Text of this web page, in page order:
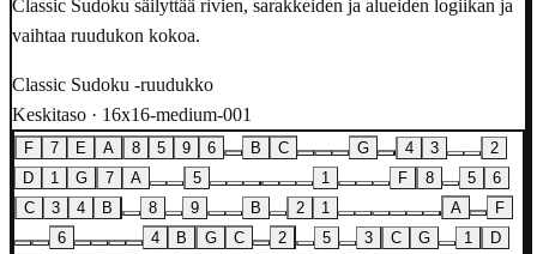
Classic Sudoku säilyttää rivien, sarakkeiden ja alueiden logiikan ja
vaihtaa ruudukon kokoa.
Classic Sudoku -ruudukko
Keskitaso · 16x16-medium-001
F 7 E A 8 5 9 6 B C G 4 3
2
D
1 G 7 A 5 1 F 8 5
6
C
3 4 B 8 9 B 2 1 A
F
6
4 B G C 2 5 3 C G 1
D